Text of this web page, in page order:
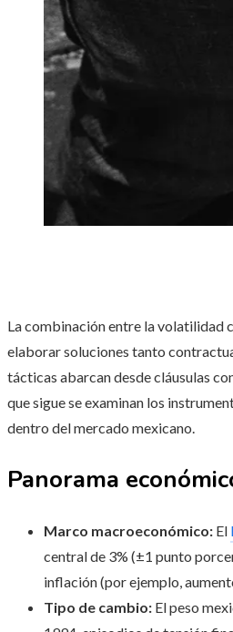
La combinación entre la volatilidad
elaborar soluciones tanto
tácticas abarcan desde cláusulas
que sigue se examinan los
dentro del mercado mexicano.
Panorama
Marco macroeconómico: El
central de 3% (±1 punto
inflación (por ejemplo,
Tipo de cambio: El peso